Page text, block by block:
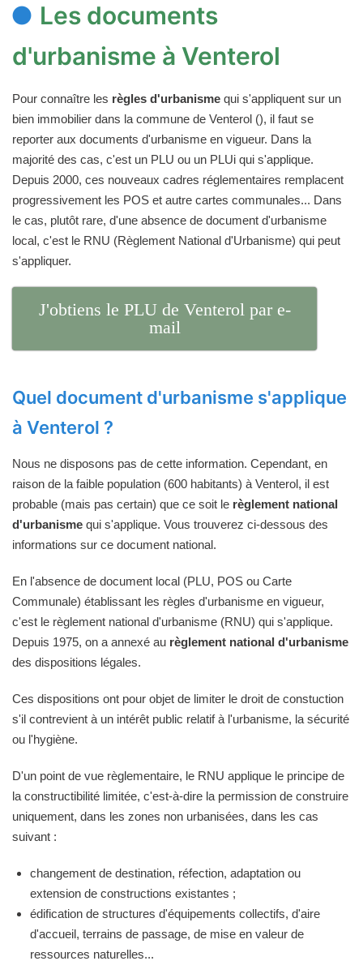
Les documents
d'urbanisme à Venterol
Pour connaître les règles d'urbanisme qui s'appliquent sur un
bien immobilier dans la commune de Venterol (), il faut se
reporter aux documents d'urbanisme en vigueur. Dans la
majorité des cas, c'est un PLU ou un PLUi qui s'applique.
Depuis 2000, ces nouveaux cadres réglementaires remplacent
progressivement les POS et autre cartes communales... Dans
le cas, plutôt rare, d'une absence de document d'urbanisme
local, c'est le RNU (Règlement National d'Urbanisme) qui peut
s'appliquer.
J'obtiens le PLU de Venterol par e-
mail
Quel document d'urbanisme s'applique
à Venterol ?
Nous ne disposons pas de cette information. Cependant, en
raison de la faible population (600 habitants) à Venterol, il est
probable (mais pas certain) que ce soit le règlement national
d'urbanisme qui s'applique. Vous trouverez ci-dessous des
informations sur ce document national.
En l'absence de document local (PLU, POS ou Carte
Communale) établissant les règles d'urbanisme en vigueur,
c'est le règlement national d'urbanisme (RNU) qui s'applique.
Depuis 1975, on a annexé au règlement national d'urbanisme
des dispositions légales.
Ces dispositions ont pour objet de limiter le droit de constuction
s'il contrevient à un intérêt public relatif à l'urbanisme, la sécurité
ou l'hygiène.
D'un point de vue règlementaire, le RNU applique le principe de
la constructibilité limitée, c'est-à-dire la permission de construire
uniquement, dans les zones non urbanisées, dans les cas
suivant :
changement de destination, réfection, adaptation ou
extension de constructions existantes ;
édification de structures d'équipements collectifs, d'aire
d'accueil, terrains de passage, de mise en valeur de
ressources naturelles...